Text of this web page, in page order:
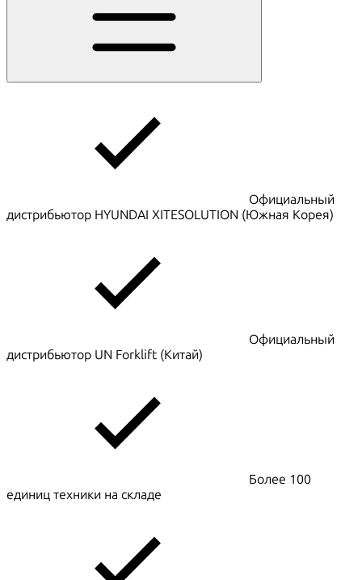
Официальный
дистрибьютор HYUNDAI XITESOLUTION (Южная Корея)
Официальный
дистрибьютор UN Forklift (Китай)
Более 100
единиц техники на складе